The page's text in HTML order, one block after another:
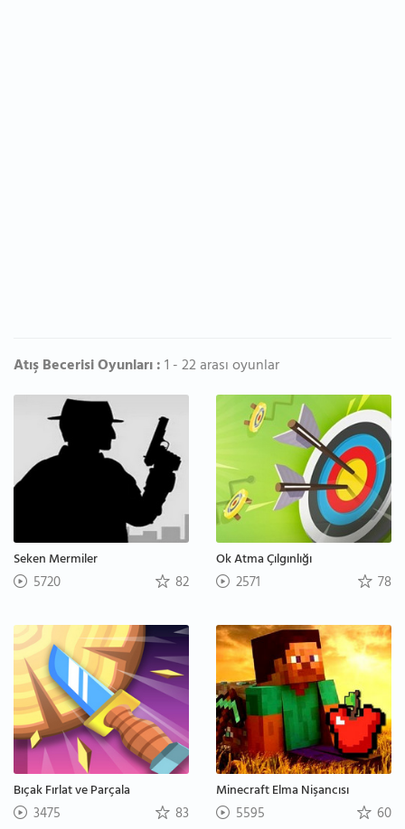
Atış Becerisi Oyunları :1 - 22 arası oyunlar
Seken Mermiler
5720 82
Ok Atma Çılgınlığı
2571 78
Bıçak Fırlat ve Parçala
3475 83
Minecraft Elma Nişancısı
5595 60